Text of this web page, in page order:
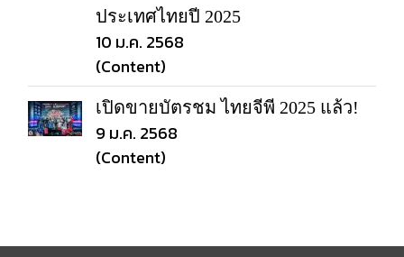
ประเทศไทยปี 2025
10 ม.ค. 2568
(Content)
เปิดขายบัตรชม ไทยจีพี 2025 แล้ว!
9 ม.ค. 2568
(Content)